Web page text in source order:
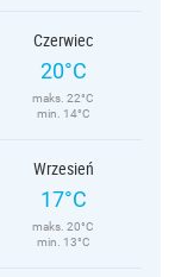
Czerwiec
20°C
maks. 22°C
min. 14°C
Wrzesień
17°C
maks. 20°C
min. 13°C